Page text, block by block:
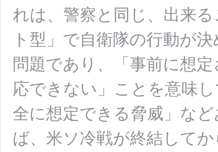
れは、警察と同じ、出来
ト型」で自衛隊の行動が
問題であり、「事前に想
応できない」ことを意味
全に想定できる脅威」な
ば、米ソ冷戦が終結して